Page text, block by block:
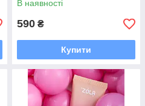
В наявності
590 ₴
Купити